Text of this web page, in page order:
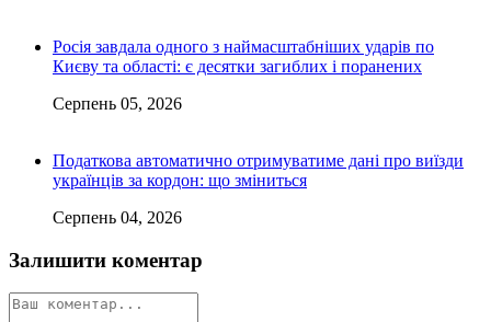
Росія завдала одного з наймасштабніших ударів по
Києву та області: є десятки загиблих і поранених
Серпень 05, 2026
Податкова автоматично отримуватиме дані про виїзди
українців за кордон: що зміниться
Серпень 04, 2026
Залишити коментар